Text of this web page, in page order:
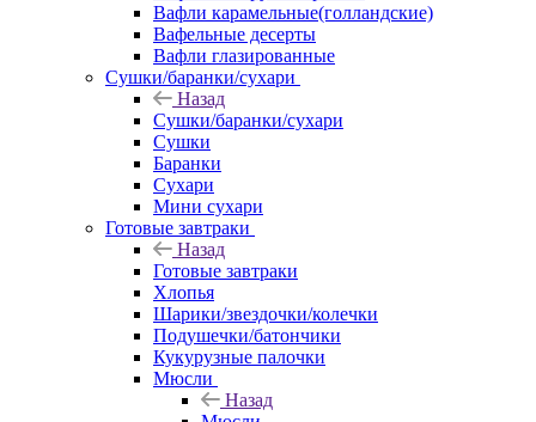
Вафли карамельные(голландские)
Вафельные десерты
Вафли глазированные
Сушки/баранки/сухари
Назад
Сушки/баранки/сухари
Сушки
Баранки
Сухари
Мини сухари
Готовые завтраки
Назад
Готовые завтраки
Хлопья
Шарики/звездочки/колечки
Подушечки/батончики
Кукурузные палочки
Мюсли
Назад